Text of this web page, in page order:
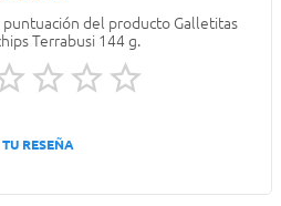
puntuación del producto Galletitas
Terrabusi 144 g.
RESEÑA